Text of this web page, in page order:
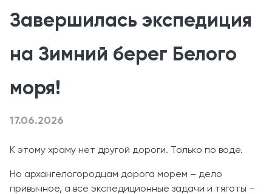
Завершилась экспедиция
на Зимний берег Белого
моря!
17.06.2026
К этому храму нет другой дороги. Только по воде.
Но архангелогородцам дорога морем – дело
привычное, а все экспедиционные задачи и тяготы –